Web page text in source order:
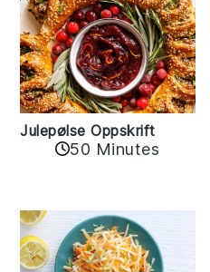
Julepølse Oppskrift
50 Minutes